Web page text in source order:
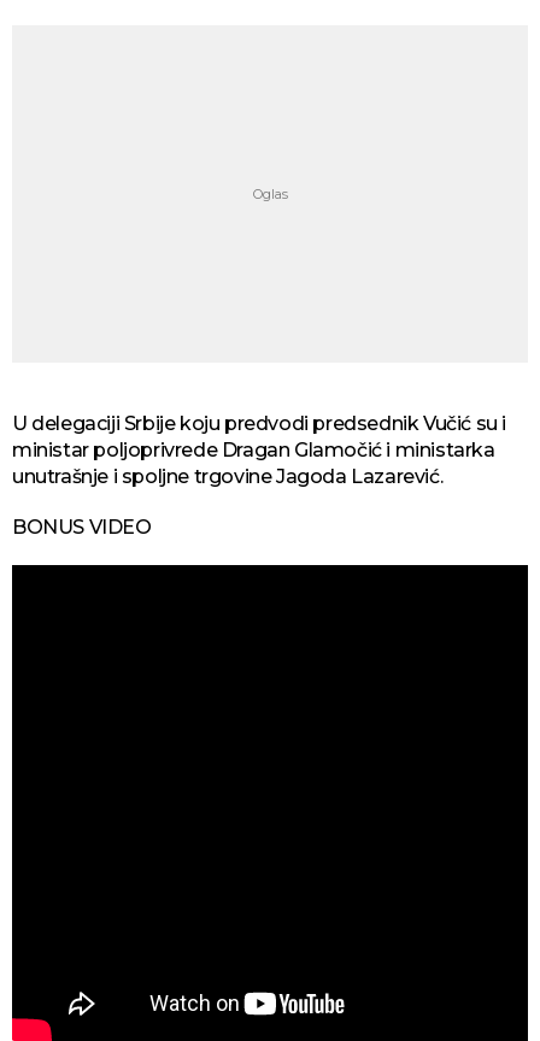
U delegaciji Srbije koju predvodi predsednik Vučić su i
ministar poljoprivrede Dragan Glamočić i ministarka
unutrašnje i spoljne trgovine Jagoda Lazarević.
BONUS VIDEO